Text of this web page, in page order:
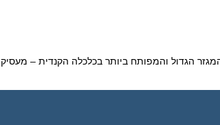
ביותר בכלכלה הקנדית – מעסיק 75% מכוח העבודה ותורם שני שלישים מהתוצר. פיננסים, ביטוח